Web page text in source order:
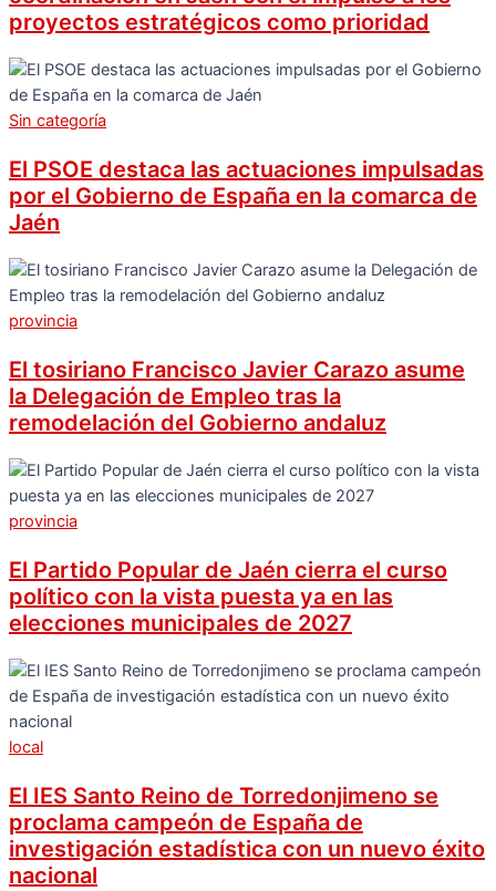
proyectos estratégicos como prioridad
Sin categoría
El PSOE destaca las actuaciones impulsadas
por el Gobierno de España en la comarca de
Jaén
provincia
El tosiriano Francisco Javier Carazo asume
la Delegación de Empleo tras la
remodelación del Gobierno andaluz
provincia
El Partido Popular de Jaén cierra el curso
político con la vista puesta ya en las
elecciones municipales de 2027
local
El IES Santo Reino de Torredonjimeno se
proclama campeón de España de
investigación estadística con un nuevo éxito
nacional